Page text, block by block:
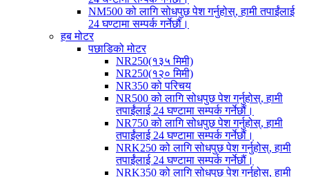
NM500 को लागि सोधपुछ पेश गर्नुहोस्, हामी तपाईंलाई
24 घण्टामा सम्पर्क गर्नेछौं।
हब मोटर
पछाडिको मोटर
NR250(१३५ मिमी)
NR250(१२० मिमी)
NR350 को परिचय
NR500 को लागि सोधपुछ पेश गर्नुहोस्, हामी
तपाईंलाई 24 घण्टामा सम्पर्क गर्नेछौं।
NR750 को लागि सोधपुछ पेश गर्नुहोस्, हामी
तपाईंलाई 24 घण्टामा सम्पर्क गर्नेछौं।
NRK250 को लागि सोधपुछ पेश गर्नुहोस्, हामी
तपाईंलाई 24 घण्टामा सम्पर्क गर्नेछौं।
NRK350 को लागि सोधपुछ पेश गर्नुहोस्, हामी